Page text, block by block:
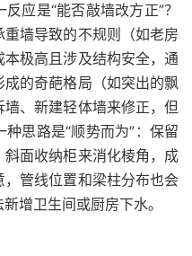
应是“能否敲墙改方正”？
墙导致的不规则（如老房
极高且涉及结构安全，通
的奇葩格局（如突出的飘
、新建轻体墙来修正，但
思路是“顺势而为”：保留
面收纳柜来消化棱角，成
管线位置和梁柱分布也会
增卫生间或厨房下水。